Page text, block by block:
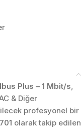
Plus – 1 Mbit/s,
& Diğer
profesyonel bir
olarak takip edilen